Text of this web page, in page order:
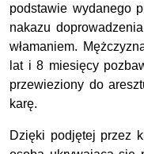
podstawie wydanego
nakazu
włamaniem.
lat i 8 miesięcy
przewieziony do
karę.
Dzięki podjętej przez